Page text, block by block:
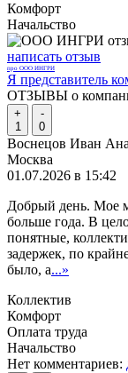
Комфорт
Начальство
написать отзыв
про ООО ИНГРИ
Я представитель
ОТЗЫВЫ о
+
1
-
0
Воснецов Иван
Москва
01.07.2026 в 15:42
Добрый день. Мое
больше года. В
понятные,
задержек, по
было, а...»
Коллектив
Комфорт
Оплата труда
Начальство
Нет комментариев: